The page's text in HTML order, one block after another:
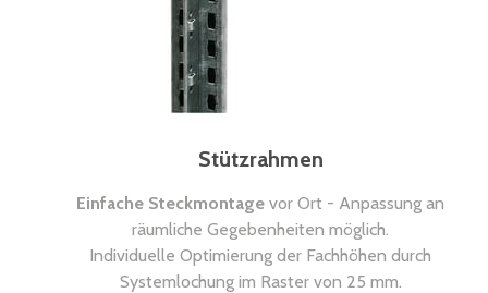
Stützrahmen
Einfache Steckmontage vor Ort - Anpassung an
räumliche Gegebenheiten möglich.
Individuelle Optimierung der Fachhöhen durch
Systemlochung im Raster von 25 mm.